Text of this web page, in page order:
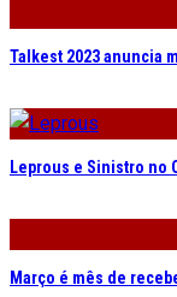
Talkest 2023 anuncia
Leprous e Sinistro no
Março é mês de